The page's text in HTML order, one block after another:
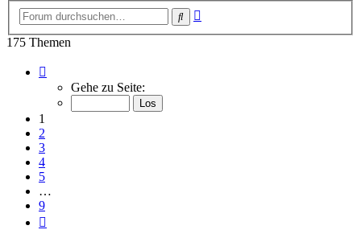
Suche
175 Themen
von
Gehe zu Seite:
1
2
3
4
5
…
9